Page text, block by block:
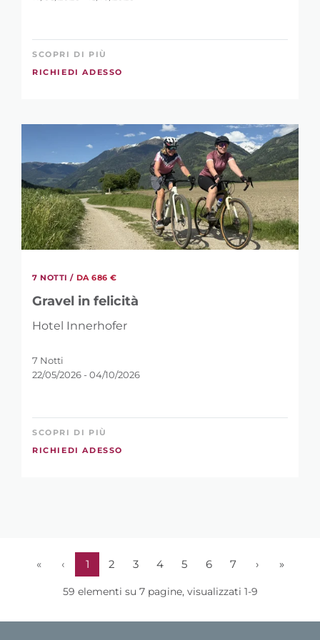
SCOPRI DI PIÙ
RICHIEDI ADESSO
7 NOTTI / DA 686 €
Gravel in felicità
Hotel Innerhofer
7 Notti
22/05/2026 - 04/10/2026
SCOPRI DI PIÙ
RICHIEDI ADESSO
« ‹ 1 2 3 4 5 6 7 › »
59 elementi su 7 pagine, visualizzati 1-9